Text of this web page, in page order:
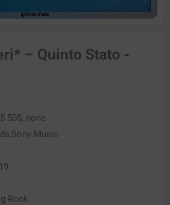
– Quinto Stato -
505, none
Music
Rock